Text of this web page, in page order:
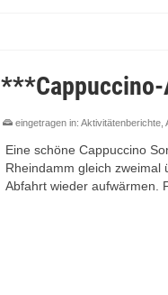
eingetragen in:Aktivitätenberichte ,
Eine schöne Cappuccino
Rheindamm gleich
Abfahrt wieder aufwärmen.